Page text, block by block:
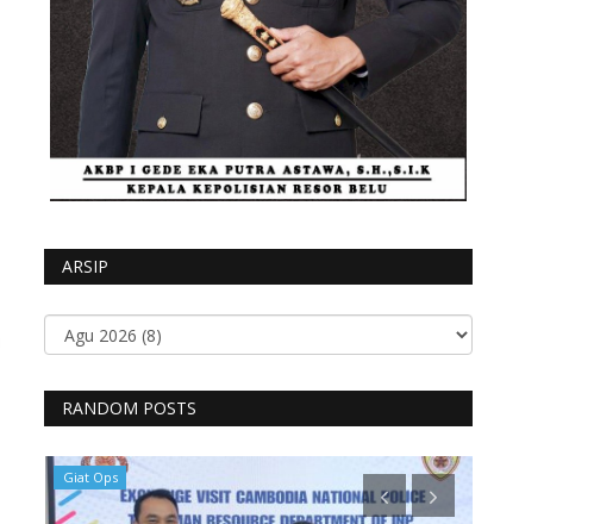
ARSIP
RANDOM POSTS
Giat Ops